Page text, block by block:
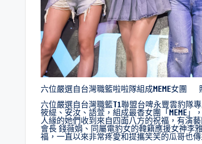
六位嚴選自台灣職籃啦啦隊組成MEME女團
六位嚴選自台灣職籃T1聯盟台啤永豐雲豹隊
筱緹、安汝、語萱，組成最香女團「MEME」
人緣的她們收到來自四面八方的祝福，有演
會長 錢薇娟、同屬電豹女的韓籍應援女神李
福，一直以來非常疼愛和提攜笑笑的瓜哥也